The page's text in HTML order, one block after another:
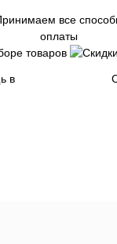
все
оплаты
в